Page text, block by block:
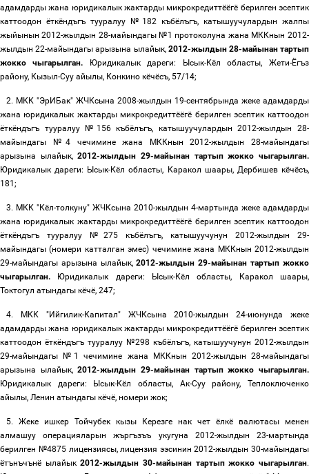
адамдарды жана юридикалык жактарды микрокредиттёёгё берилген эсептик
каттоодон ёткёндъгъ тууралуу №182 къбёлъгъ, катышуучулардын жалпы
жыйынын 2012-жылдын 28-майындагы №1 протоколуна жана МККнын 2012-
жылдын 22-майындагы арызына ылайык, 2012-жылдын 28-майынан тартып
жокко чыгарылган.
Юридикалык дареги: Ысык-Кёл областы, Жети-Ёгъз
району, Кызыл-Суу айылы, Конкино кёчёсъ, 57/14;
2. МКК "ЭрИБак" ЖЧКсына 2008-жылдын 19-сентябрында жеке адамдарды
жана юридикалык жактарды микрокредиттёёгё берилген эсептик каттоодон
ёткёндъгъ тууралуу №1 56къбёлъгъ, катышуучулардын 2012-жылдын 28-
майындагы №4
чечимине жана МККнын 2012-жылдын 28-майындагы
арызына ылайык,2012-жылдын 29-майынан тартып жокко чыгарылган.
Юридикалык дареги: Ысык-Кёл областы, Каракол шаары, Дербишев кёчёсъ,
181;
3. МКК "Кёл-толкуну" ЖЧКсына 2010-жылдын 4-мартында жеке адамдарды
жана юридикалык жактарды микрокредиттёёгё берилген эсептик каттоодон
ёткёндъгъ тууралуу №275 къбёлъгъ, катышуучунун 2012-жылдын 29-
майындагы (номери катталган эмес) чечимине жана МККнын 2012-жылдын
29-майындагы арызына ылайык,2012-жылдын 29-майынан тартып жокко
чыгарылган.
Юридикалык дареги: Ысык-Кёл областы, Каракол шаары,
Токтогул атындагы кёчё, 247;
4.
МКК "Ийгилик-Капитал" ЖЧКсына 2010-жылдын 24-июнунда жеке
адамдарды жана юридикалык жактарды микрокредиттёёгё берилген эсептик
каттоодон ёткёндъгъ тууралуу №298 къбёлъгъ, катышуучунун 2012-жылдын
29-майындагы №1 чечимине жана МККнын 2012-жылдын 28-майындагы
арызына ылайык,2012-жылдын 29-майынан тартып жокко чыгарылган.
Юридикалык дареги: Ысык-Кёл областы, Ак-Суу району, Теплоключенко
айылы, Ленин атындагы кёчё, номери жок;
5.
Жеке ишкер Тойчубек кызы Керезге нак чет ёлкё валютасы менен
алмашуу операцияларын жъргъзъъ укугуна 2012-жылдын 23-мартында
берилген №4875 лицензиясы,лицензия ээсинин 2012-жылдын 30-майындагы
ётънъчънё ылайык2012-жылдын 30-майынан тартып жокко чыгарылган.